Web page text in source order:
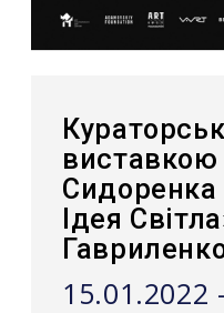
виставкою
Сидоренка
Ідея
15.01.2022 -